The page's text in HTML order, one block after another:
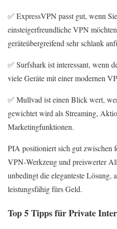
✅ ExpressVPN passt gut, wenn
einsteigerfreundliche VPN
geräteübergreifend sehr schlank
✅ Surfshark ist interessant, wenn
viele Geräte mit einer modernen
✅ Mullvad ist einen Blick wert,
gewichtet wird als Streaming,
Marketingfunktionen.
PIA positioniert sich gut zwischen
VPN‑Werkzeug und preiswerter
unbedingt die eleganteste Lösung,
leistungsfähig fürs Geld.
Top 5 Tipps für Private